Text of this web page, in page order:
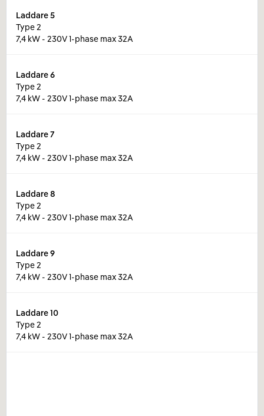
Laddare5
Type 2
7,4 kW - 230V 1-phase max 32A
Laddare6
Type 2
7,4 kW - 230V 1-phase max 32A
Laddare7
Type 2
7,4 kW - 230V 1-phase max 32A
Laddare8
Type 2
7,4 kW - 230V 1-phase max 32A
Laddare9
Type 2
7,4 kW - 230V 1-phase max 32A
Laddare10
Type 2
7,4 kW - 230V 1-phase max 32A